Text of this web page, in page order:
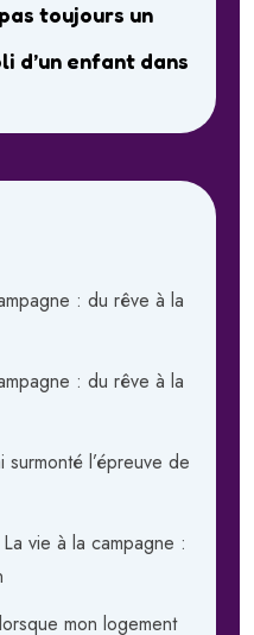
toujours un
d’un enfant dans
: du rêve à la
: du rêve à la
surmonté l’épreuve de
La vie à la campagne :
mon logement